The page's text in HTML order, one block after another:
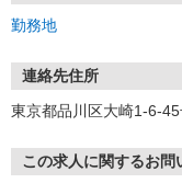
勤務地
連絡先住所
東京都品川区大崎1-6-
この求人に関するお問